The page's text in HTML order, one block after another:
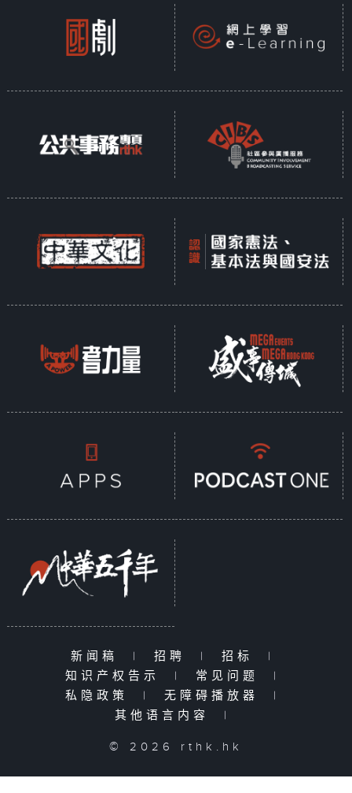
新闻稿 | 招聘 | 招标
|
知识产权告示
| 常见问题
|
私隐政策
| 无障碍播放器
|
其他语言内容
|
© 2026 rthk.hk